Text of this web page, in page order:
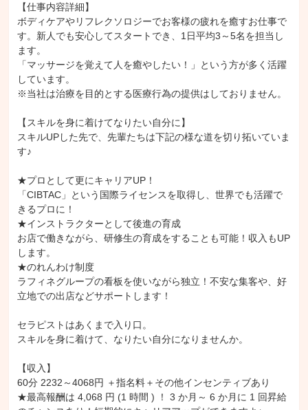
アロマセラピスト
アロマテラピー2級
【仕事内容詳細】
ボディケアやリフレクソロジーでお客様の疲れを癒すお仕事で
す。新人でも安心してスタートでき、1日平均3～5名を担当し
ます。
「マッサージを覚えて人を癒やしたい！」という方が多く活躍
しています。
※当社は治療を目的とする医療行為の提供はしておりません。
【スキルを身に着けてなりたい自分に】
スキルUPした先で、先輩たちは下記の様な道を切り拓いていま
す♪
★プロとして更にキャリアUP！
「CIBTAC」という国際ライセンスを取得し、世界でも活躍で
きるプロに！
★インストラクターとして後進の育成
お店で働きながら、研修生の育成をすることも可能！収入もUP
します。
★のれんわけ制度
ラフィネグループの看板を使いながら独立！不安な集客や、好
立地での出店などサポートします！
セラピストはあくまで入り口。
スキルを身に着けて、なりたい自分になりませんか。
【収入】
60分 2232～4068円 ＋指名料＋その他インセンティブあり
★最高報酬は 4,068 円 (1 時間 ) ！ 3 か月～ 6 か月に 1 回昇給